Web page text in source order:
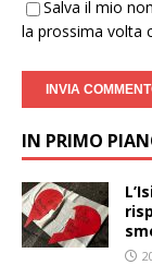
Salva il mio
la prossima volta
IN PRIMO